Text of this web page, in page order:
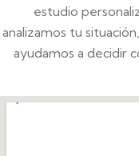
estudio
analizamos tu
ayudamos a decidir